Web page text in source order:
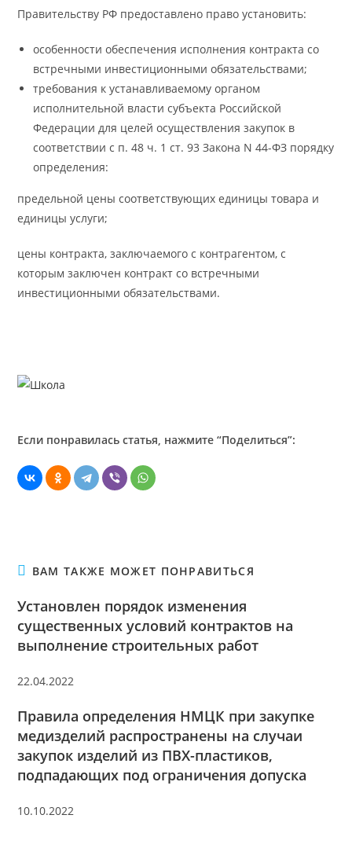
Правительству РФ предоставлено право установить:
особенности обеспечения исполнения контракта со
встречными инвестиционными обязательствами;
требования к устанавливаемому органом
исполнительной власти субъекта Российской
Федерации для целей осуществления закупок в
соответствии с п. 48 ч. 1 ст. 93 Закона N 44-ФЗ порядку
определения:
предельной цены соответствующих единицы товара и
единицы услуги;
цены контракта, заключаемого с контрагентом, с
которым заключен контракт со встречными
инвестиционными обязательствами.
Если понравилась статья, нажмите “Поделиться”:
ВАМ ТАКЖЕ МОЖЕТ ПОНРАВИТЬСЯ
Установлен порядок изменения
существенных условий контрактов на
выполнение строительных работ
22.04.2022
Правила определения НМЦК при закупке
медизделий распространены на случаи
закупок изделий из ПВХ-пластиков,
подпадающих под ограничения допуска
10.10.2022